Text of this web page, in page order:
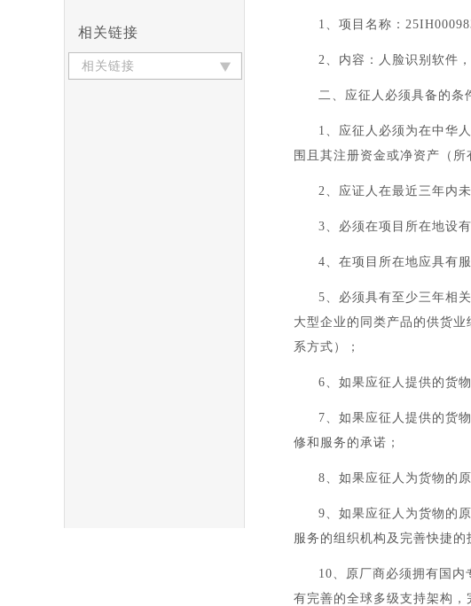
相关链接
相关链接
1、项目名称：
2、内容： 人脸识别软件
二、应征人必须具备的条
1、应征人必须为在中华
围且其注册资金或净资产（
2、应证人在最近三年内
3、必须在项目所在地设
4、在项目所在地应具有
5、必须具有至少三年相
大型企业的同类产品的供货
系方式）；
6、如果应征人提供的货
7、如果应征人提供的货
修和服务的承诺；
8、如果应征人为货物的
9、如果应征人为货物的
服务的组织机构及完善快捷的
10、原厂商必须拥有国
有完善的全球多级支持架构